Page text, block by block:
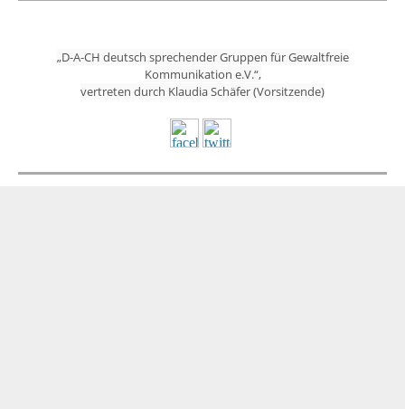
„D-A-CH deutsch sprechender Gruppen für Gewaltfreie
Kommunikation e.V.“,
vertreten durch Klaudia Schäfer (Vorsitzende)